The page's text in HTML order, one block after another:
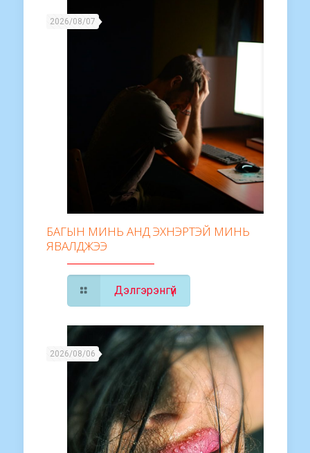
2026/08/07
БАГЫН МИНЬ АНД ЭХНЭРТЭЙ МИНЬ
ЯВАЛДЖЭЭ
Дэлгэрэнгүй
2026/08/06